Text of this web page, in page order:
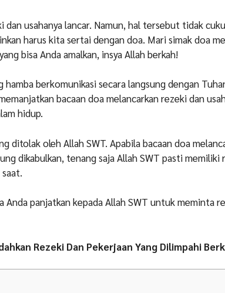
usahanya lancar. Namun, hal tersebut tidak
harus kita sertai dengan doa. Mari simak doa
bisa Anda amalkan, insya Allah berkah!
hamba berkomunikasi secara langsung dengan
bacaan doa melancarkan rezeki dan
hidup.
ditolak oleh Allah SWT. Apabila bacaan doa
dikabulkan, tenang saja Allah SWT pasti memiliki
Anda panjatkan kepada Allah SWT untuk meminta
Rezeki Dan Pekerjaan Yang Dilimpahi